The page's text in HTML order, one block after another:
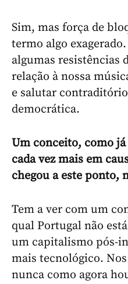
Sim, mas força de
termo algo
algumas resistências
relação à nossa
e salutar
democrática.
Um conceito, como
cada vez mais em
chegou a este ponto,
Tem a ver com um
qual Portugal não
um capitalismo pós-
mais tecnológico.
nunca como agora